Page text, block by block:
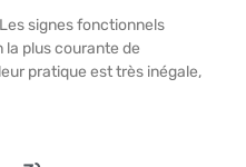
signes fonctionnels
la plus courante de
pratique est très inégale,